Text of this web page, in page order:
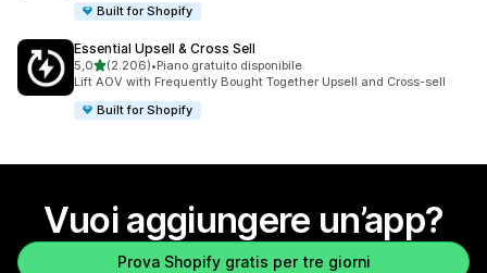
Built for Shopify
Essential Upsell & Cross Sell
5,0stelle su 5
(2.206)
2206 recensioni totali
•Piano gratuito disponibile
Lift AOV with Frequently Bought Together Upsell and Cross-sell
Built for Shopify
Vuoi aggiungere un’app?
Prova Shopify gratis per tre giorni